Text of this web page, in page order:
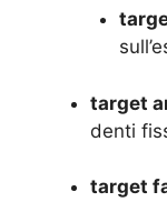
target
denti
target